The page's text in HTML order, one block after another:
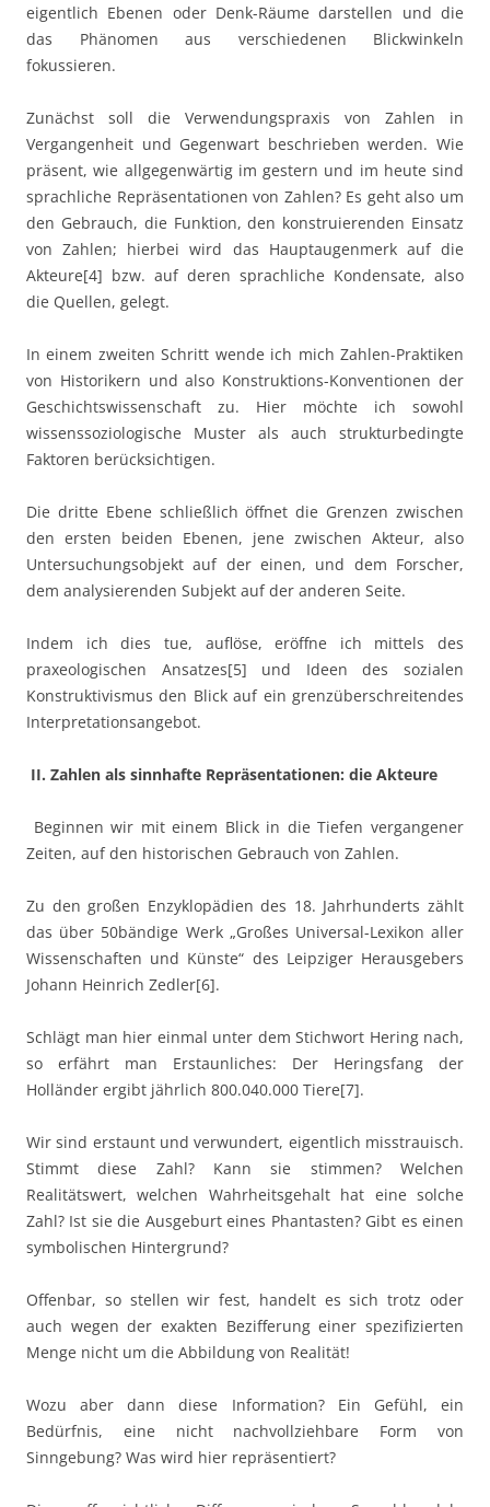
eigentlich Ebenen oder Denk-Räume darstellen und die
das Phänomen aus verschiedenen Blickwinkeln
fokussieren.
Zunächst soll die Verwendungspraxis von Zahlen in
Vergangenheit und Gegenwart beschrieben werden. Wie
präsent, wie allgegenwärtig im gestern und im heute sind
sprachliche Repräsentationen von Zahlen? Es geht also um
den Gebrauch, die Funktion, den konstruierenden Einsatz
von Zahlen; hierbei wird das Hauptaugenmerk auf die
Akteure[4] bzw. auf deren sprachliche Kondensate, also
die Quellen, gelegt.
In einem zweiten Schritt wende ich mich Zahlen-Praktiken
von Historikern und also Konstruktions-Konventionen der
Geschichtswissenschaft zu. Hier möchte ich sowohl
wissenssoziologische Muster als auch strukturbedingte
Faktoren berücksichtigen.
Die dritte Ebene schließlich öffnet die Grenzen zwischen
den ersten beiden Ebenen, jene zwischen Akteur, also
Untersuchungsobjekt auf der einen, und dem Forscher,
dem analysierenden Subjekt auf der anderen Seite.
Indem ich dies tue, auflöse, eröffne ich mittels des
praxeologischen Ansatzes[5] und Ideen des sozialen
Konstruktivismus den Blick auf ein grenzüberschreitendes
Interpretationsangebot.
II. Zahlen als sinnhafte Repräsentationen: die Akteure
Beginnen wir mit einem Blick in die Tiefen vergangener
Zeiten, auf den historischen Gebrauch von Zahlen.
Zu den großen Enzyklopädien des 18. Jahrhunderts zählt
das über 50bändige Werk „Großes Universal-Lexikon aller
Wissenschaften und Künste“ des Leipziger Herausgebers
Johann Heinrich Zedler[6].
Schlägt man hier einmal unter dem Stichwort Hering nach,
so erfährt man Erstaunliches: Der Heringsfang der
Holländer ergibt jährlich 800.040.000 Tiere[7].
Wir sind erstaunt und verwundert, eigentlich misstrauisch.
Stimmt diese Zahl? Kann sie stimmen? Welchen
Realitätswert, welchen Wahrheitsgehalt hat eine solche
Zahl? Ist sie die Ausgeburt eines Phantasten? Gibt es einen
symbolischen Hintergrund?
Offenbar, so stellen wir fest, handelt es sich trotz oder
auch wegen der exakten Bezifferung einer spezifizierten
Menge nicht um die Abbildung von Realität!
Wozu aber dann diese Information? Ein Gefühl, ein
Bedürfnis, eine nicht nachvollziehbare Form von
Sinngebung? Was wird hier repräsentiert?